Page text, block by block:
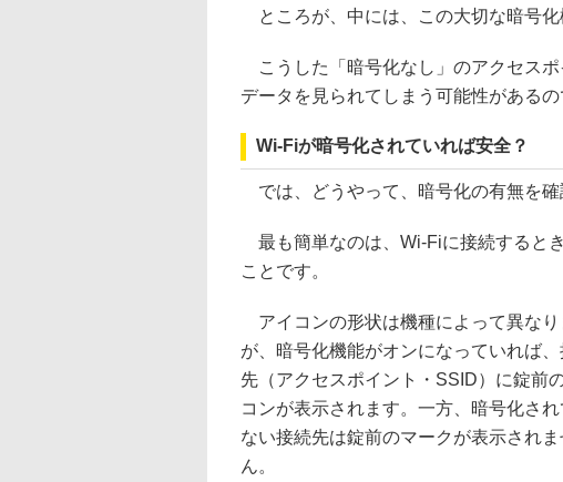
ところが、中には、この大切な暗号化
こうした「暗号化なし」のアクセス
データを見られてしまう可能性がある
Wi-Fiが暗号化されていれば安全？
では、どうやって、暗号化の有無を確
最も簡単なのは、Wi-Fiに接続すると
ことです。
アイコンの形状は機種によって異なり
が、暗号化機能がオンになっていれば
先（アクセスポイント・SSID）に錠前
コンが表示されます。一方、暗号化され
ない接続先は錠前のマークが表示されま
ん。